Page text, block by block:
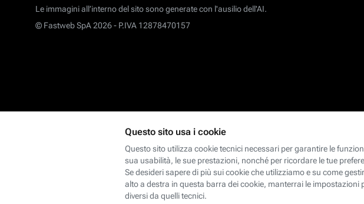
Le immagini all’interno del sito sono generate con l'ausilio dell'AI.
© Fastweb SpA 2026 - P.IVA 12878470157